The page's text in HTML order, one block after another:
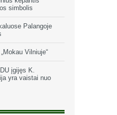
simbolis
Palangoje
Vilniuje“
įgijęs K.
yra vaistai nuo